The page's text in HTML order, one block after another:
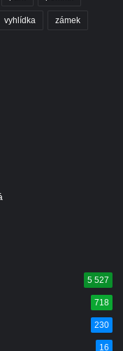
vyhlídka zámek
5 527
718
230
16